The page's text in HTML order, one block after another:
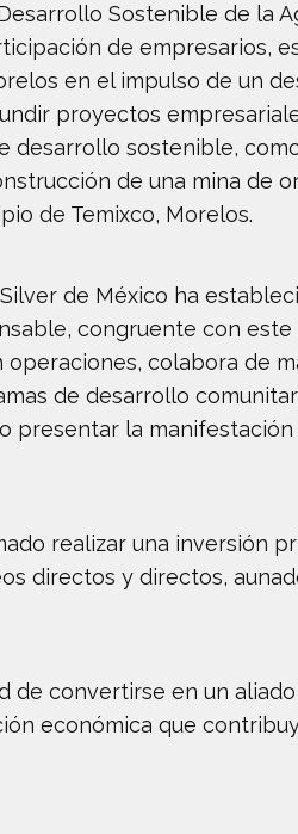
Sostenible de la
de empresarios,
en el impulso de un
proyectos
sostenible,
de una mina de
de Temixco, Morelos.
de México ha
congruente con
colabora de
de desarrollo
presentar la
realizar una inversión
directos y directos,
de convertirse en un
económica que